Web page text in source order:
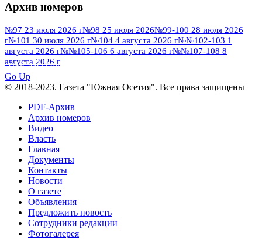
№95 7 августа 2012 г
№95 28 июля 2016 г №95+96 3 августа
2013 г№96 6 июля 2017 г№96 9 августа
2012 г №96 28 июля 2015 г
№96+97 30 июля 2016 г
№97 11 августа 2012 г
№97 30 июля 2015 г
№98 2 августа 2016 г
августа 2013 г
№98+99 11 июля 2017 г
августа 2016 г
августа 2012 г
Архив номеров
№97 23 июля 2026 г№98 25 июля 2026№99-100 28 июля 2026
г№101 30 июля 2026 г№104 4 августа 2026 г№№102-103 1
августа 2026 г№№105-106 6 августа 2026 г№№107-108 8
августа 2026 г
ПОСМОТРЕТЬ ВСЕ
Go Up
© 2018-2023. Газета "Южная Осетия". Все права защищены
PDF-Архив
Архив номеров
Видео
Власть
Главная
Документы
Контакты
Новости
О газете
Объявления
Предложить новость
Сотрудники редакции
Фотогалерея